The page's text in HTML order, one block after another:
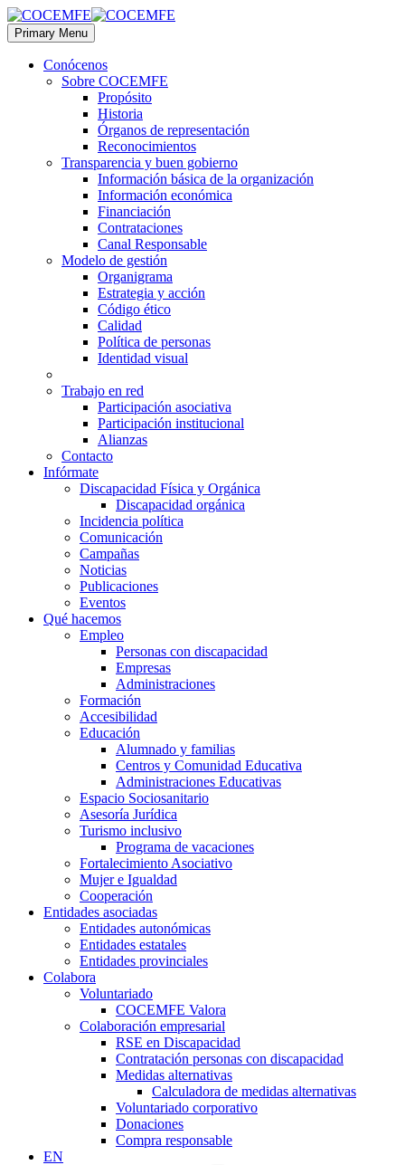
Primary Menu
Conócenos
Sobre COCEMFE
Propósito
Historia
Órganos de representación
Reconocimientos
Transparencia y buen gobierno
Información básica de la organización
Información económica
Financiación
Contrataciones
Canal Responsable
Modelo de gestión
Organigrama
Estrategia y acción
Código ético
Calidad
Política de personas
Identidad visual
Trabajo en red
Participación asociativa
Participación institucional
Alianzas
Contacto
Infórmate
Discapacidad Física y Orgánica
Discapacidad orgánica
Incidencia política
Comunicación
Campañas
Noticias
Publicaciones
Eventos
Qué hacemos
Empleo
Personas con discapacidad
Empresas
Administraciones
Formación
Accesibilidad
Educación
Alumnado y familias
Centros y Comunidad Educativa
Administraciones Educativas
Espacio Sociosanitario
Asesoría Jurídica
Turismo inclusivo
Programa de vacaciones
Fortalecimiento Asociativo
Mujer e Igualdad
Cooperación
Entidades asociadas
Entidades autonómicas
Entidades estatales
Entidades provinciales
Colabora
Voluntariado
COCEMFE Valora
Colaboración empresarial
RSE en Discapacidad
Contratación personas con discapacidad
Medidas alternativas
Calculadora de medidas alternativas
Voluntariado corporativo
Donaciones
Compra responsable
EN